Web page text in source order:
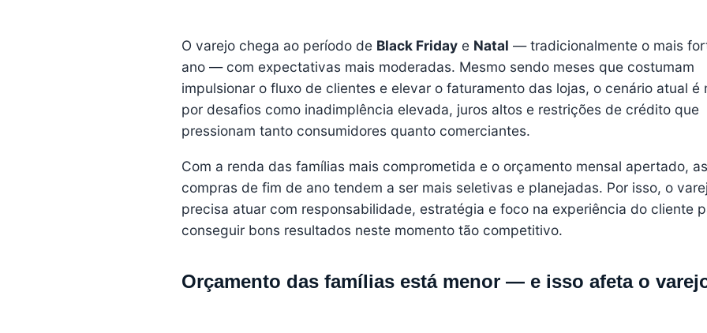
O varejo chega ao período de Black Friday e Natal — tradicionalmente o mais
ano — com expectativas mais moderadas. Mesmo sendo meses que costumam
impulsionar o fluxo de clientes e elevar o faturamento das lojas, o cenário atual é
por desafios como inadimplência elevada, juros altos e restrições de crédito que
pressionam tanto consumidores quanto comerciantes.
Com a renda das famílias mais comprometida e o orçamento mensal apertado, as
compras de fim de ano tendem a ser mais seletivas e planejadas. Por isso, o
precisa atuar com responsabilidade, estratégia e foco na experiência do cliente
conseguir bons resultados neste momento tão competitivo.
Orçamento das famílias está menor — e isso afeta o